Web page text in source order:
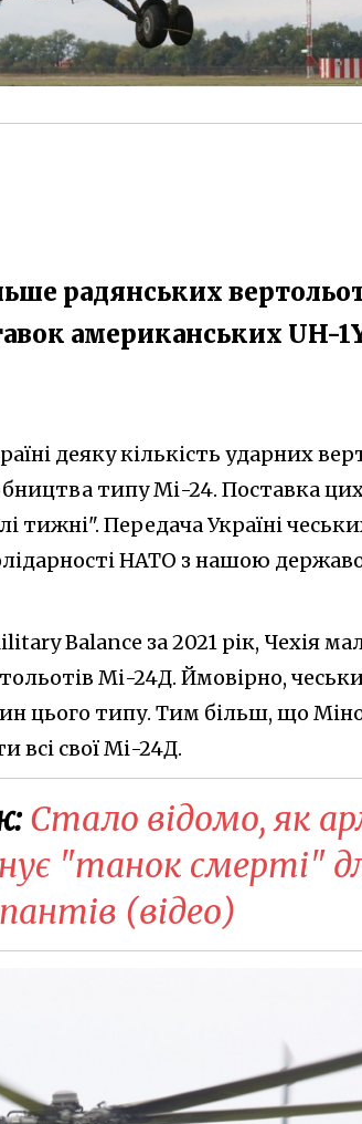
радянських
американських UH-
деяку кількість ударних
типу Мі-24. Поставка
тижні". Передача Україні
НАТО з нашою
Balance за 2021 рік, Чехія
Мі-24Д. Ймовірно,
цього типу. Тим більш, що
всі свої Мі-24Д.
Стало відомо, як
"танок смерті"
(відео)